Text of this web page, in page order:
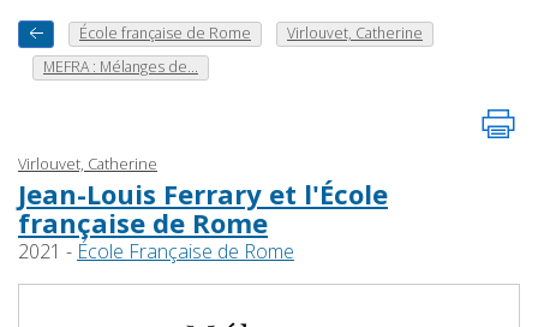
École française de Rome
Virlouvet, Catherine
MEFRA : Mélanges de...
Virlouvet, Catherine
Jean-Louis Ferrary et l'École
française de Rome
2021 - École Française de Rome